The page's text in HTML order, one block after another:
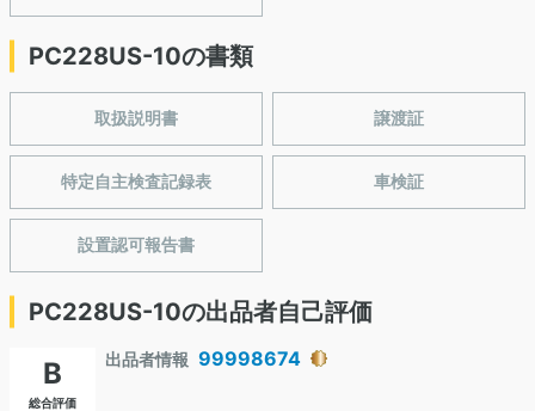
PC228US-10の書類
取扱説明書 譲渡証
特定自主検査記録表 車検証
設置認可報告書
PC228US-10の出品者自己評価
B
総合評価
出品者情報 99998674